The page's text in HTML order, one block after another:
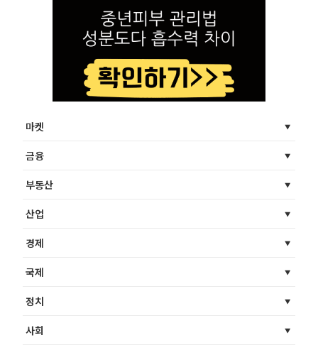
마켓
금융
부동산
산업
경제
국제
정치
사회